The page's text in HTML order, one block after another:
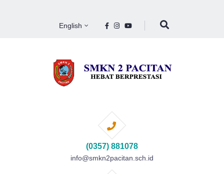
English
(0357) 881078
info@smkn2pacitan.sch.id